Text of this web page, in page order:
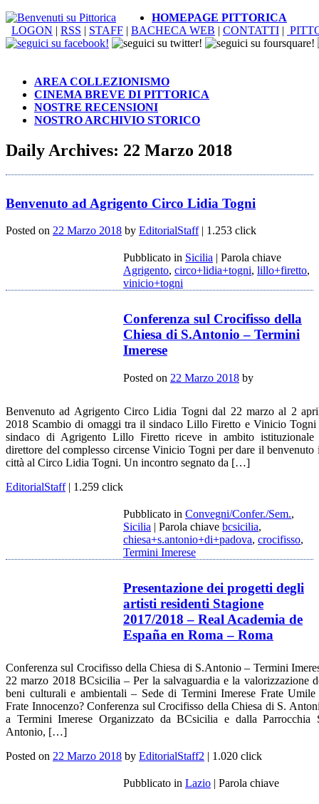
LOGON | RSS | STAFF | BACHECA WEB | CONTATTI |
HOMEPAGE PITTORICA
AREA COLLEZIONISMO
CINEMA BREVE DI PITTORICA
NOSTRE RECENSIONI
NOSTRO ARCHIVIO STORICO
Daily Archives: 22 Marzo 2018
Benvenuto ad Agrigento Circo Lidia Togni
Posted on 22 Marzo 2018 by EditorialStaff| 1.253 click
Benvenuto ad Agrigento Circo Lidia Togni dal 22 marzo al 2
2018 Scambio di omaggi tra il sindaco Lillo Firetto e Vinicio
sindaco di Agrigento Lillo Firetto riceve in ambito
direttore del complesso circense Vinicio Togni per dare il benvenuto
città al Circo Lidia Togni. Un incontro segnato da […]
Pubblicato in Sicilia | Parola chiave
Agrigento, circo+lidia+togni, lillo+firetto,
vinicio+togni
Conferenza sul Crocifisso della
Chiesa di S.Antonio – Termini
Imerese
Posted on 22 Marzo 2018 by
EditorialStaff| 1.259 click
Conferenza sul Crocifisso della Chiesa di S.Antonio – Termini
22 marzo 2018 BCsicilia – Per la salvaguardia e la valorizzazione
beni culturali e ambientali – Sede di Termini Imerese Frate
Frate Innocenzo? Conferenza sul Crocifisso della Chiesa di S.
a Termini Imerese Organizzato da BCsicilia e dalla Parrocchia
Antonio, […]
Pubblicato in Convegni/Confer./Sem.,
Sicilia | Parola chiave bcsicilia,
chiesa+s.antonio+di+padova, crocifisso,
Termini Imerese
Presentazione dei progetti degli
artisti residenti Stagione
2017/2018 – Real Academia de
España en Roma – Roma
Posted on 22 Marzo 2018 by EditorialStaff2 | 1.020 click
Pubblicato in Lazio | Parola chiave